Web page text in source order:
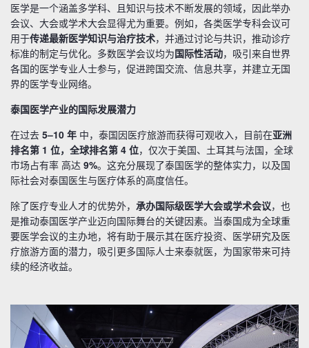
医学是一个涵盖多学科、且知识与技术不断发展的领域，因此举办
会议、大会或学术大会显得尤为重要。例如，各类医学专科会议可
用于传递最新医学知识与治疗技术，并通过讨论与共识，推动诊疗
标准的制定与优化。多数医学会议均为国际性活动，吸引来自世界
各国的医学专业人士参与，促进跨国交流、信息共享，并建立无国
界的医学专业网络。
泰国医学产业的国际发展潜力
在过去 5–10 年 中，泰国因医疗旅游而获得可观收入，目前在亚洲
排名第 1 位，全球排名第 4 位，仅次于美国、土耳其与法国，全球
市场占有率 高达 9%。这充分展现了泰国医学的整体实力，以及国
际社会对泰国医生与医疗体系的高度信任。
除了医疗专业人才的优势外， 承办国际级医学大会或学术会议，也
是推动泰国医学产业迈向国际舞台的关键因素。当泰国成为全球重
要医学会议的主办地，将有助于展示其在医疗投资、医学研究及医
疗旅游方面的潜力，吸引更多国际人士来泰就医，为国家带来可持
续的经济收益。